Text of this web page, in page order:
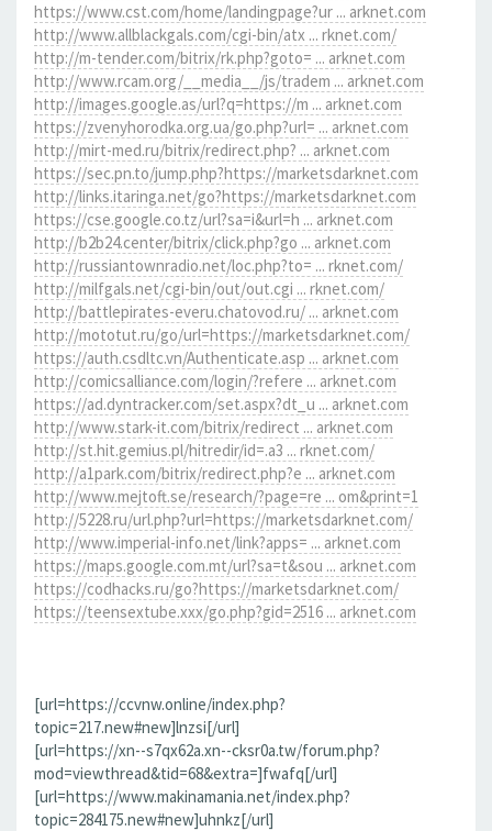
https://www.cst.com/home/landingpage?ur ... arknet.com
http://www.allblackgals.com/cgi-bin/atx ... rknet.com/
http://m-tender.com/bitrix/rk.php?goto= ... arknet.com
http://www.rcam.org/__media__/js/tradem ... arknet.com
http://images.google.as/url?q=https://m ... arknet.com
https://zvenyhorodka.org.ua/go.php?url= ... arknet.com
http://mirt-med.ru/bitrix/redirect.php? ... arknet.com
https://sec.pn.to/jump.php?https://marketsdarknet.com
http://links.itaringa.net/go?https://marketsdarknet.com
https://cse.google.co.tz/url?sa=i&url=h ... arknet.com
http://b2b24.center/bitrix/click.php?go ... arknet.com
http://russiantownradio.net/loc.php?to= ... rknet.com/
http://milfgals.net/cgi-bin/out/out.cgi ... rknet.com/
http://battlepirates-everu.chatovod.ru/ ... arknet.com
http://mototut.ru/go/url=https://marketsdarknet.com/
https://auth.csdltc.vn/Authenticate.asp ... arknet.com
http://comicsalliance.com/login/?refere ... arknet.com
https://ad.dyntracker.com/set.aspx?dt_u ... arknet.com
http://www.stark-it.com/bitrix/redirect ... arknet.com
http://st.hit.gemius.pl/hitredir/id=.a3 ... rknet.com/
http://a1park.com/bitrix/redirect.php?e ... arknet.com
http://www.mejtoft.se/research/?page=re ... om&print=1
http://5228.ru/url.php?url=https://marketsdarknet.com/
http://www.imperial-info.net/link?apps= ... arknet.com
https://maps.google.com.mt/url?sa=t&sou ... arknet.com
https://codhacks.ru/go?https://marketsdarknet.com/
https://teensextube.xxx/go.php?gid=2516 ... arknet.com
[url=https://ccvnw.online/index.php?
topic=217.new#new]lnzsi[/url]
[url=https://xn--s7qx62a.xn--cksr0a.tw/forum.php?
mod=viewthread&tid=68&extra=]fwafq[/url]
[url=https://www.makinamania.net/index.php?
topic=284175.new#new]uhnkz[/url]